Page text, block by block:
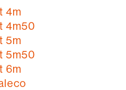
4m
4m50
5m
5m50
6m